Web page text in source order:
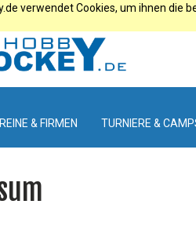
verwendet Cookies, um ihnen die
& FIRMEN TURNIERE &